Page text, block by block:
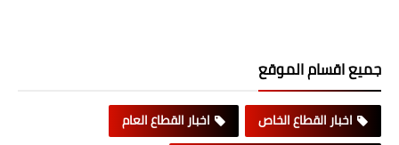
جميع اقسام الموقع
اخبار القطاع الخاص
اخبار القطاع العام